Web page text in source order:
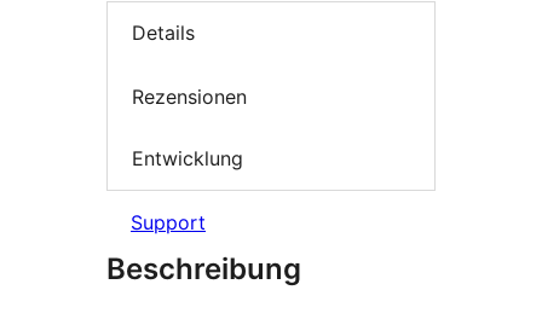
Details
Rezensionen
Entwicklung
Support
Beschreibung